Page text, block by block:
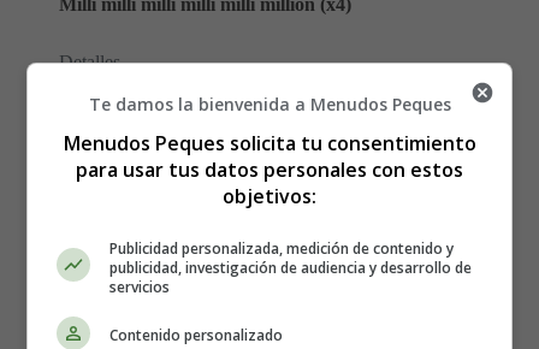
Milli milli milli milli milli million (x4)
Detalles
Última actualización: 16 May 2012
Leer más: 1.000.000 - Alexandra Stan feat
Carlprit, Letra y Vídeo de la Canción
Te damos la bienvenida a Menudos Peques
Menudos Peques solicita tu consentimiento
para usar tus datos personales con estos
objetivos:
Publicidad personalizada, medición de contenido y
publicidad, investigación de audiencia y desarrollo de
servicios
Contenido personalizado